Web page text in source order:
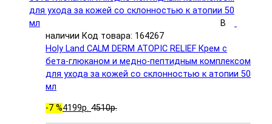
В
наличии Код товара: 164267
Holy Land CALM DERM ATOPIC RELIEF Крем с
бета-глюканом и медно-пептидным комплексом
для ухода за кожей со склонностью к атопии 50
мл
-7 %4199р. 4510р.